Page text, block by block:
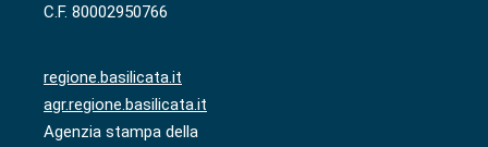
C.F. 80002950766
regione.basilicata.it
agr.regione.basilicata.it
Agenzia stampa della